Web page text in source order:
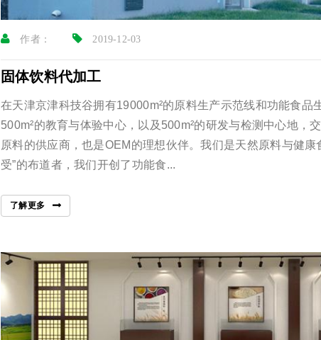
作者： 2019-12-03
固体饮料代加工
在天津京津科技谷拥有19000m²的原料生产示范线和功能食品
500m²的教育与体验中心，以及500m²的研发与检测中心地，
原料的供应商，也是OEM的理想伙伴。我们是天然原料与健
受”的布道者，我们开创了功能食...
了解更多